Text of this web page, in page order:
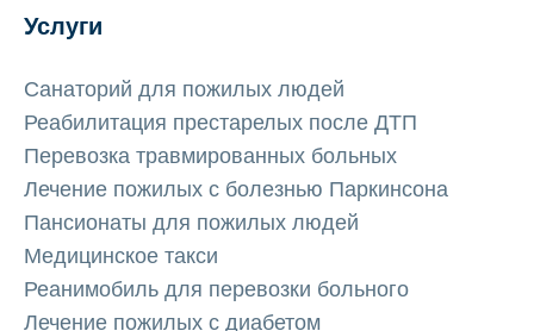
Услуги
Санаторий для пожилых людей
Реабилитация престарелых после ДТП
Перевозка травмированных больных
Лечение пожилых с болезнью Паркинсона
Пансионаты для пожилых людей
Медицинское такси
Реанимобиль для перевозки больного
Лечение пожилых с диабетом